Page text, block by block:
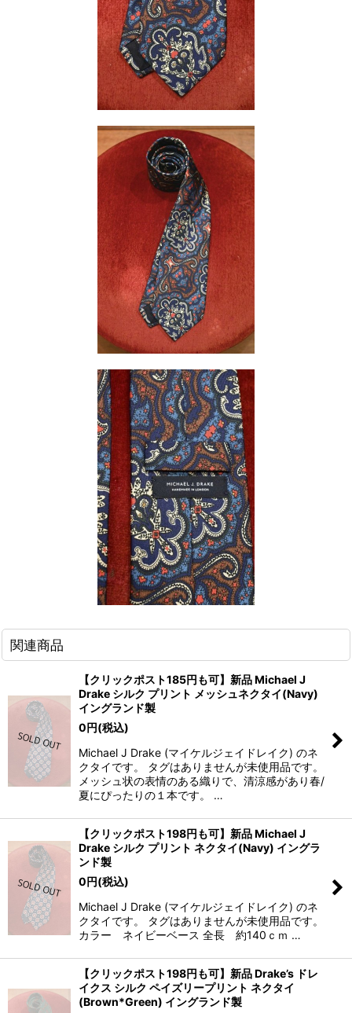
関連商品
【クリックポスト185円も可】新品 Michael J
Drake シルク プリント メッシュネクタイ(Navy)
イングランド製
0円(税込)
Michael J Drake (マイケルジェイドレイク) のネ
クタイです。 タグはありませんが未使用品です。
メッシュ状の表情のある織りで、清涼感があり春/
夏にぴったりの１本です。 …
【クリックポスト198円も可】新品 Michael J
Drake シルク プリント ネクタイ(Navy) イングラ
ンド製
0円(税込)
Michael J Drake (マイケルジェイドレイク) のネ
クタイです。 タグはありませんが未使用品です。
カラー ネイビーベース 全長 約140ｃｍ …
【クリックポスト198円も可】新品 Drake’s ドレ
イクス シルク ペイズリープリント ネクタイ
(Brown*Green) イングランド製